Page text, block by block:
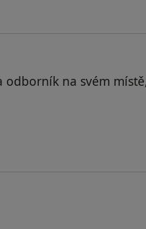
odborník na svém
Váš účet byl odstraněn